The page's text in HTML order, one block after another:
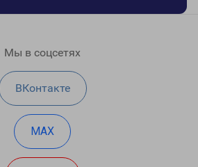
Мы в соцсетях
ВКонтакте
MAX